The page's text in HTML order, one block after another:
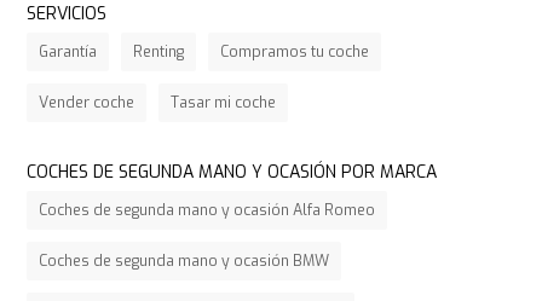
SERVICIOS
Garantía Renting Compramos tu coche
Vender coche Tasar mi coche
COCHES DE SEGUNDA MANO Y OCASIÓN POR MARCA
Coches de segunda mano y ocasión Alfa Romeo
Coches de segunda mano y ocasión BMW